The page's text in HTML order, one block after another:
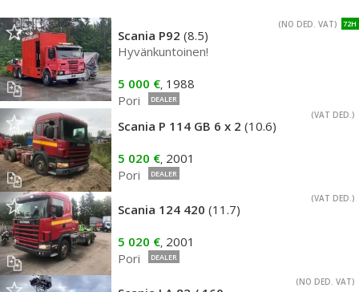
72H
(NO DED. VAT)
Scania P92 (8.5)
Hyvänkuntoinen!
5 000 €, 1988
Pori
DEALER
(VAT DED.)
Scania P 114 GB 6 x 2 (10.6)
5 020 €, 2001
Pori
DEALER
(VAT DED.)
Scania 124 420 (11.7)
5 020 €, 2001
Pori
DEALER
(NO DED. VAT)